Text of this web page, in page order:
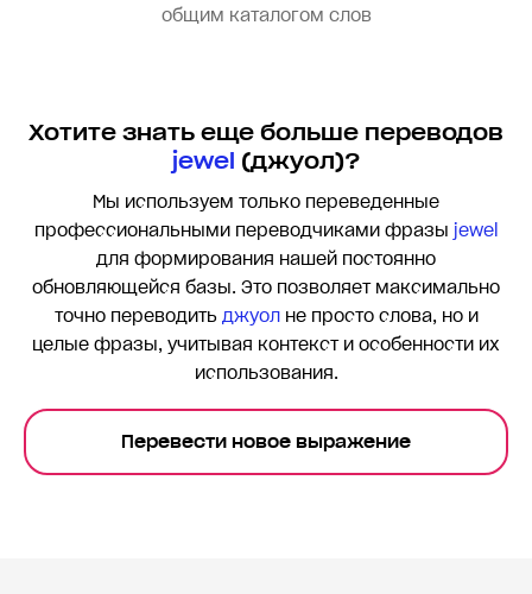
общим каталогом слов
Хотите знать еще больше переводов
jewel (джуол)?
Мы используем только переведенные
профессиональными переводчиками фразы jewel
для формирования нашей постоянно
обновляющейся базы. Это позволяет максимально
точно переводить джуолне просто слова, но и
целые фразы, учитывая контекст и особенности их
использования.
Перевести новое выражение